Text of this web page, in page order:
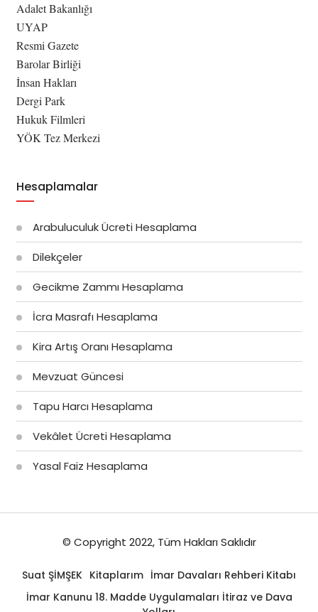
Adalet Bakanlığı
UYAP
Resmi Gazete
Barolar Birliği
İnsan Hakları
Dergi Park
Hukuk Filmleri
YÖK Tez Merkezi
Hesaplamalar
Arabuluculuk Ücreti Hesaplama
Dilekçeler
Gecikme Zammı Hesaplama
İcra Masrafı Hesaplama
Kira Artış Oranı Hesaplama
Mevzuat Güncesi
Tapu Harcı Hesaplama
Vekâlet Ücreti Hesaplama
Yasal Faiz Hesaplama
© Copyright 2022, Tüm Hakları Saklıdır
Suat ŞİMŞEK Kitaplarım İmar Davaları Rehberi Kitabı
İmar Kanunu 18. Madde Uygulamaları İtiraz ve Dava